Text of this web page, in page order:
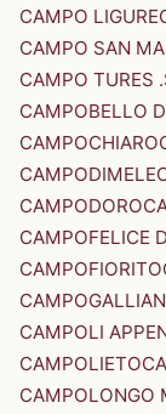
CAMPO LIGURE
CAMPO SAN
CAMPO TURES
CAMPOBELLO
CAMPOCHIARO
CAMPODIMELE
CAMPODORO
CAMPOFELICE
CAMPOFIORITO
CAMPOLI
CAMPOLIETO
CAMPOLONGO